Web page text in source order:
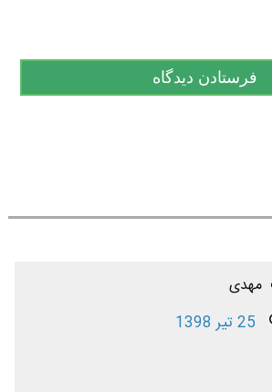
مهدی
25 تیر 1398